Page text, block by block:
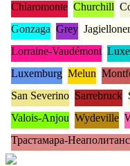
Chiaromonte Churchill
Gonzaga Grey
Lorraine-Vaudémont
Luxemburg Melun
San Severino Sarrebruck
Valois-Anjou Wydeville
Трастамара-